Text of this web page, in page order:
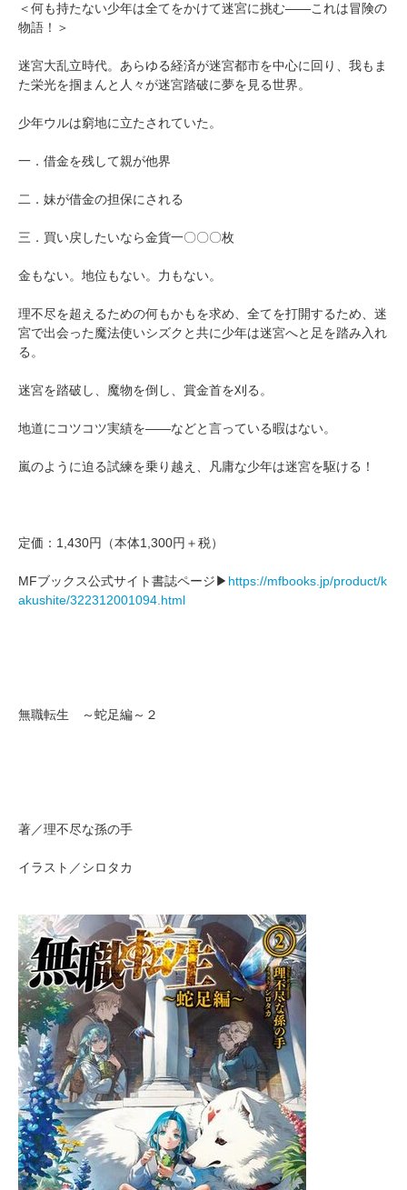
＜何も持たない少年は全てをかけて迷宮に挑む――これは冒険の
物語！＞
迷宮大乱立時代。あらゆる経済が迷宮都市を中心に回り、我もま
た栄光を掴まんと人々が迷宮踏破に夢を見る世界。
少年ウルは窮地に立たされていた。
一．借金を残して親が他界
二．妹が借金の担保にされる
三．買い戻したいなら金貨一〇〇〇枚
金もない。地位もない。力もない。
理不尽を超えるための何もかもを求め、全てを打開するため、迷
宮で出会った魔法使いシズクと共に少年は迷宮へと足を踏み入れ
る。
迷宮を踏破し、魔物を倒し、賞金首を刈る。
地道にコツコツ実績を――などと言っている暇はない。
嵐のように迫る試練を乗り越え、凡庸な少年は迷宮を駆ける！
定価：1,430円（本体1,300円＋税）
MFブックス公式サイト書誌ページ▶ https://mfbooks.jp/product/k
akushite/322312001094.html
無職転生 ～蛇足編～２
著／理不尽な孫の手
イラスト／シロタカ